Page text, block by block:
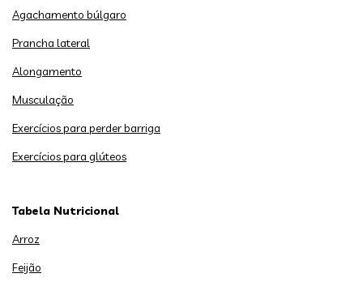
Agachamento búlgaro
Prancha lateral
Alongamento
Musculação
Exercícios para perder barriga
Exercícios para glúteos
Tabela Nutricional
Arroz
Feijão